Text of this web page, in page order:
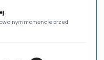
momencie przed